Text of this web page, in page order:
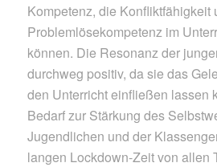
Kompetenz, die Konfliktfähigkeit
Problemlösekompetenz im
können. Die Resonanz der
durchweg positiv, da sie das
den Unterricht einfließen lassen
Bedarf zur Stärkung des
Jugendlichen und der
langen Lockdown-Zeit von allen